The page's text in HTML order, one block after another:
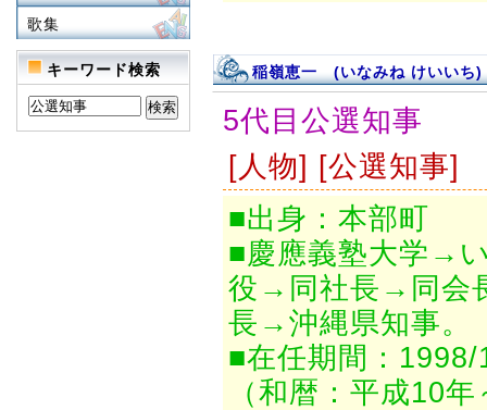
歌集
キーワード検索 稲嶺恵一 (いなみね けいいち)
5代目公選知事
[人物] [公選知事]
■出身：本部町
■慶應義塾大学→
役→同社長→同会
長→沖縄県知事。
■在任期間：
（和暦：平成10